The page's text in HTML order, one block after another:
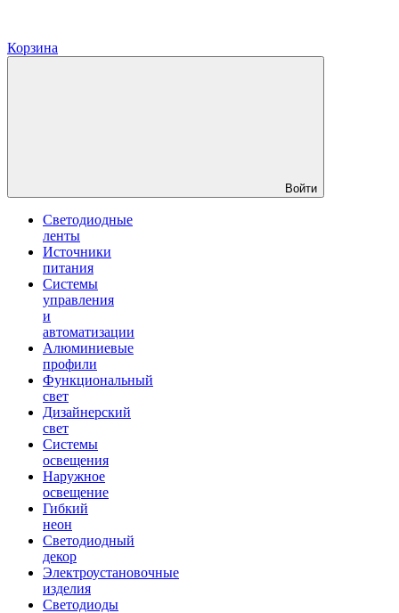
Корзина
Войти
Светодиодные
ленты
Источники
питания
Системы
управления
и
автоматизации
Алюминиевые
профили
Функциональный
свет
Дизайнерский
свет
Системы
освещения
Наружное
освещение
Гибкий
неон
Светодиодный
декор
Электроустановочные
изделия
Светодиоды